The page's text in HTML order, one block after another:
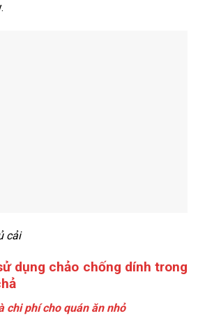
cải
dụng chảo chống dính trong
chi phí cho quán ăn nhỏ